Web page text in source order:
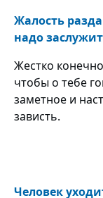
Жалость
надо
Жестко
чтобы о тебе
заметное и
зависть.
Человек